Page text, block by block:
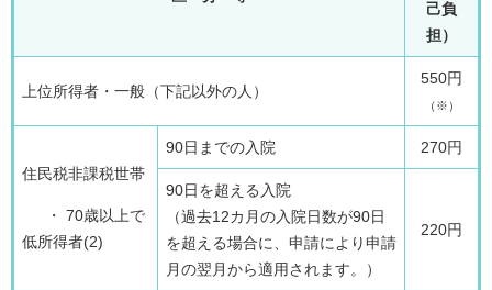
己負
担）
上位所得者・一般（下記以外の人）
550円
（※）
住民税非課税世帯
・ 70歳以上で
低所得者(2)
90日までの入院 270円
90日を超える入院
（過去12カ月の入院日数が90日
を超える場合に、申請により申請
月の翌月から適用されます。）
220円